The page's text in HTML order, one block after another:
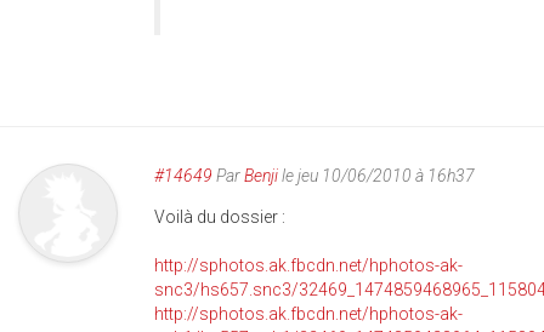
#14649 ParBenjile jeu 10/06/2010 à 16h37
Voilà du dossier :
http://sphotos.ak.fbcdn.net/hphotos-ak-
snc3/hs657.snc3/
http://sphotos.ak.fbcdn.net/hphotos-ak-